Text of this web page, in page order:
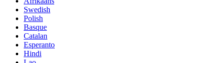
Swedish
Polish
Basque
Catalan
Esperanto
Hindi